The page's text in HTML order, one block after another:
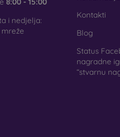
internetskoj trgovini FOON
Dovoljno je samo odabrati
i nedjelja:
mreže
Kontakti
Blog
Status
nagradne
“stvarnu